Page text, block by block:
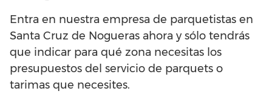
Entra en nuestra empresa de parquetistas en
Santa Cruz de Nogueras ahora y sólo tendrás
que indicar para qué zona necesitas los
presupuestos del servicio de parquets o
tarimas que necesites.